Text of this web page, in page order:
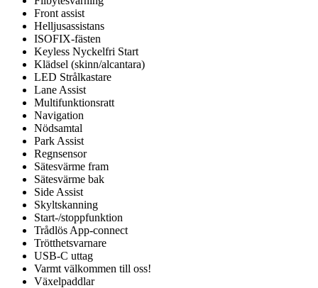
Front assist
Helljusassistans
ISOFIX-fästen
Keyless Nyckelfri Start
Klädsel (skinn/alcantara)
LED Strålkastare
Lane Assist
Multifunktionsratt
Navigation
Nödsamtal
Park Assist
Regnsensor
Sätesvärme fram
Sätesvärme bak
Side Assist
Skyltskanning
Start-/stoppfunktion
Trådlös App-connect
Trötthetsvarnare
USB-C uttag
Varmt välkommen till oss!
Växelpaddlar